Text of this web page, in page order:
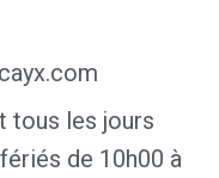
tous les jours
de 10h00 à